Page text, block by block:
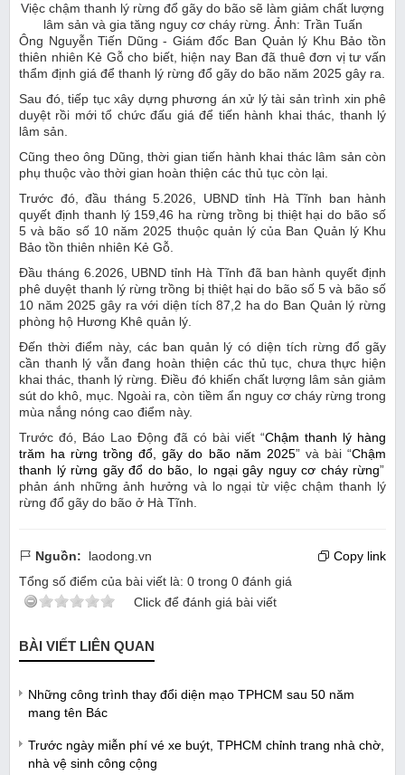
Việc chậm thanh lý rừng đổ gãy do bão sẽ làm giảm chất lượng
lâm sản và gia tăng nguy cơ cháy rừng. Ảnh: Trần Tuấn
Ông Nguyễn Tiến Dũng - Giám đốc Ban Quản lý Khu Bảo tồn
thiên nhiên Kẻ Gỗ cho biết, hiện nay Ban đã thuê đơn vị tư vấn
thẩm định giá để thanh lý rừng đổ gãy do bão năm 2025 gây ra.
Sau đó, tiếp tục xây dựng phương án xử lý tài sản trình xin phê
duyệt rồi mới tổ chức đấu giá để tiến hành khai thác, thanh lý
lâm sản.
Cũng theo ông Dũng, thời gian tiến hành khai thác lâm sản còn
phụ thuộc vào thời gian hoàn thiện các thủ tục còn lại.
Trước đó, đầu tháng 5.2026, UBND tỉnh Hà Tĩnh ban hành
quyết định thanh lý 159,46 ha rừng trồng bị thiệt hại do bão số
5 và bão số 10 năm 2025 thuộc quản lý của Ban Quản lý Khu
Bảo tồn thiên nhiên Kẻ Gỗ.
Đầu tháng 6.2026, UBND tỉnh Hà Tĩnh đã ban hành quyết định
phê duyệt thanh lý rừng trồng bị thiệt hại do bão số 5 và bão số
10 năm 2025 gây ra với diện tích 87,2 ha do Ban Quản lý rừng
phòng hộ Hương Khê quản lý.
Đến thời điểm này, các ban quản lý có diện tích rừng đổ gãy
cần thanh lý vẫn đang hoàn thiện các thủ tục, chưa thực hiện
khai thác, thanh lý rừng. Điều đó khiến chất lượng lâm sản giảm
sút do khô, mục. Ngoài ra, còn tiềm ẩn nguy cơ cháy rừng trong
mùa nắng nóng cao điểm này.
Trước đó, Báo Lao Động đã có bài viết “Chậm thanh lý hàng
trăm ha rừng trồng đổ, gãy do bão năm 2025” và bài “Chậm
thanh lý rừng gãy đổ do bão, lo ngại gây nguy cơ cháy rừng”
phản ánh những ảnh hưởng và lo ngại từ việc chậm thanh lý
rừng đổ gãy do bão ở Hà Tĩnh.
Nguồn: laodong.vn
Copy link
Tổng số điểm của bài viết là: 0 trong 0 đánh giá
Click để đánh giá bài viết
BÀI VIẾT LIÊN QUAN
Những công trình thay đổi diện mạo TPHCM sau 50 năm
mang tên Bác
Trước ngày miễn phí vé xe buýt, TPHCM chỉnh trang nhà chờ,
nhà vệ sinh công cộng